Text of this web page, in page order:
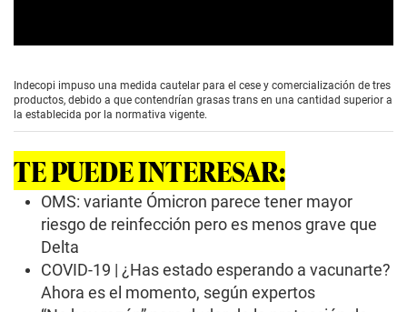
e
c
o
s
o
Indecopi impuso una medida cautelar para el cese y comercialización de tres
productos, debido a que contendrían grasas trans en una cantidad superior a
la establecida por la normativa vigente.
TE PUEDE INTERESAR:
OMS: variante Ómicron parece tener mayor
riesgo de reinfección pero es menos grave que
Delta
COVID-19 | ¿Has estado esperando a vacunarte?
Ahora es el momento, según expertos